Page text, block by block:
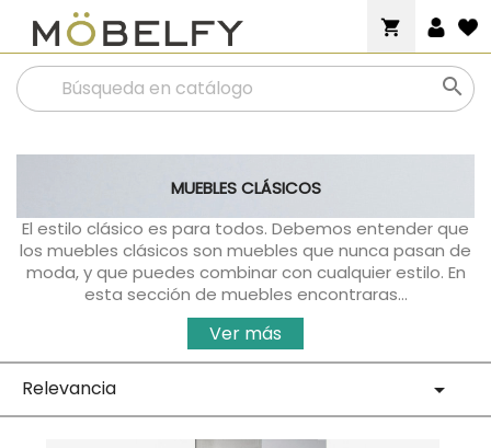
shopping_cart

MUEBLES CLÁSICOS
El estilo clásico es para todos. Debemos entender que
los muebles clásicos son muebles que nunca pasan de
moda, y que puedes combinar con cualquier estilo. En
esta sección de muebles encontraras...
Ver más
Relevancia 